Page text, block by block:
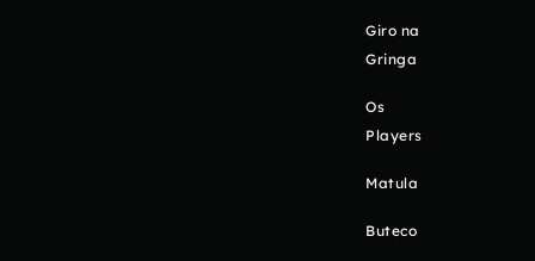
Giro na
Gringa
Os
Players
Matula
Buteco